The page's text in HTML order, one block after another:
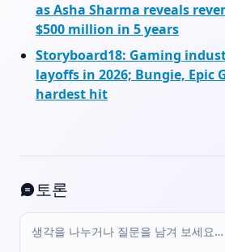
as Asha Sharma reveals
$500 million in 5 years
Storyboard18: Gaming
layoffs in 2026; Bungie, Epic
hardest hit
토론